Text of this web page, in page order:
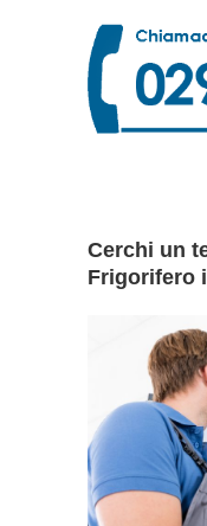
Cerchi un
Frigorifero